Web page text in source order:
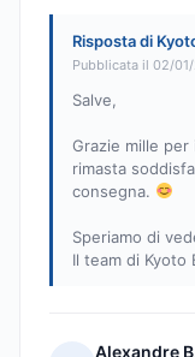
Risposta di
Pubblicata il 02/
Salve,
Grazie mille
rimasta
consegna.
Speriamo di
Il team di Kyoto
Alexandre